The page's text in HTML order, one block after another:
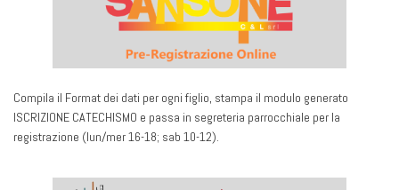
Compila il Format dei dati per ogni figlio, stampa il modulo generato
ISCRIZIONE CATECHISMO e passa in segreteria parrocchiale per la
registrazione (lun/mer 16-18; sab 10-12).